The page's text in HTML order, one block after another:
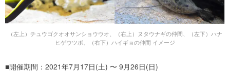
（左上）チュウゴクオオサンショウウオ、（右上）ヌタウナギの仲間、（左下）ハナ
ヒゲウツボ、（右下）ハイギョの仲間 イメージ
■開催期間：2021年7月17日(土) 〜 9月26日(日)